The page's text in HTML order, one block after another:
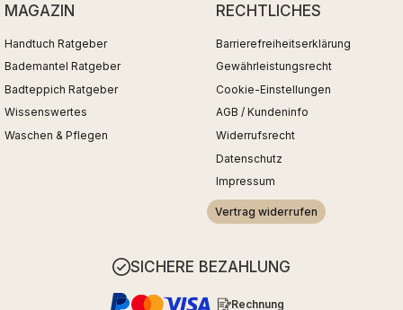
MAGAZIN
Handtuch Ratgeber
Bademantel Ratgeber
Badteppich Ratgeber
Wissenswertes
Waschen & Pflegen
RECHTLICHES
Barrierefreiheitserklärung
Gewährleistungsrecht
Cookie-Einstellungen
AGB / Kundeninfo
Widerrufsrecht
Datenschutz
Impressum
Vertrag widerrufen
SICHERE BEZAHLUNG
Rechnung